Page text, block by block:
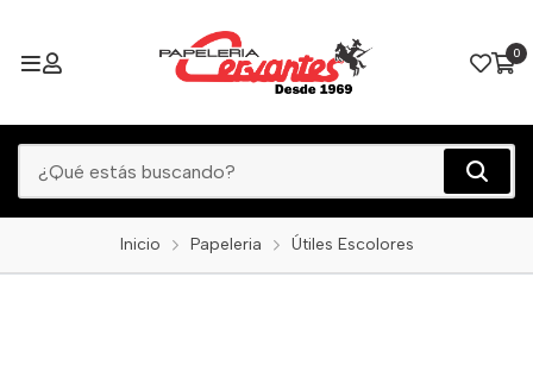
0
Inicio Papeleria Útiles Escolores